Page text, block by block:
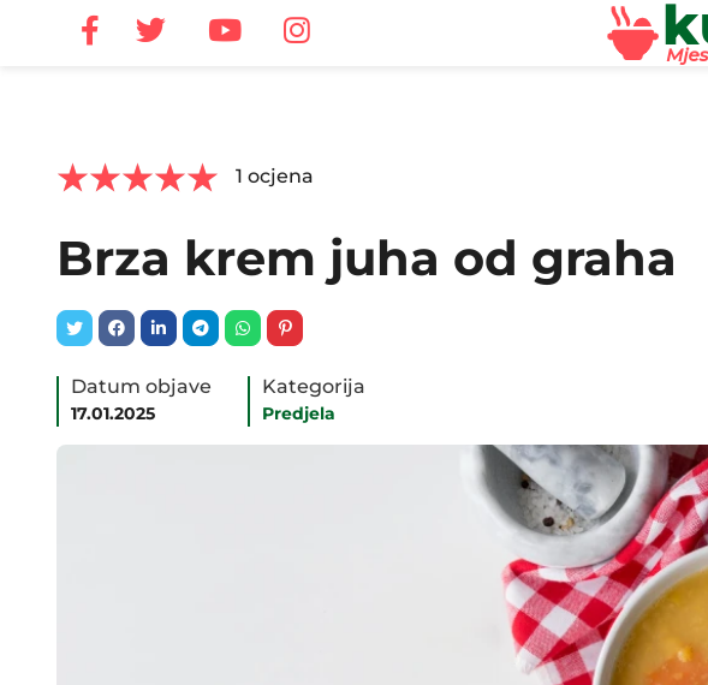


 1 ocjena
Brza krem juha od graha
Datum objave
17.01.2025
Kategorija
Predjela